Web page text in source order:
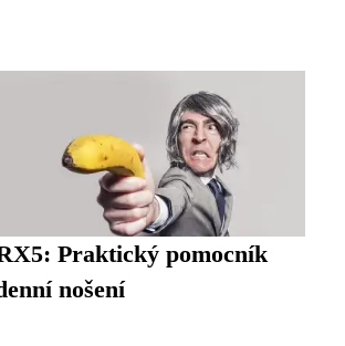
Praktický pomocník
nošení